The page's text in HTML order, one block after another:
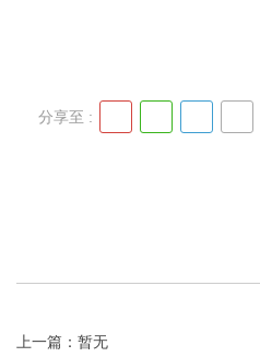
分享至 :
上一篇：暂无